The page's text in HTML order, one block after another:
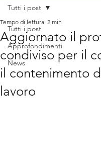
Tutti i post
Approfondimenti
News
Tutti i post
Aggiornato il
condiviso per il
il contenimento
lavoro
Tempo di lettura: 2 min